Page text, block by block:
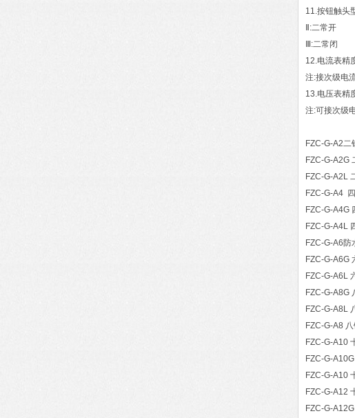
11.按钮触头
Ⅱ:二常开
Ⅲ:二常闭
12.电流表精
注:接次级电
13.电压表精
注:可接次级
FZC-G-A2二
FZC-G-A2G
FZC-G-A2L
FZC-G-A4
FZC-G-A4G
FZC-G-A4L
FZC-G-A6防
FZC-G-A6G
FZC-G-A6L
FZC-G-A8G
FZC-G-A8L
FZC-G-A8 八
FZC-G-A10
FZC-G-
FZC-G-A10
FZC-G-A12
FZC-G-